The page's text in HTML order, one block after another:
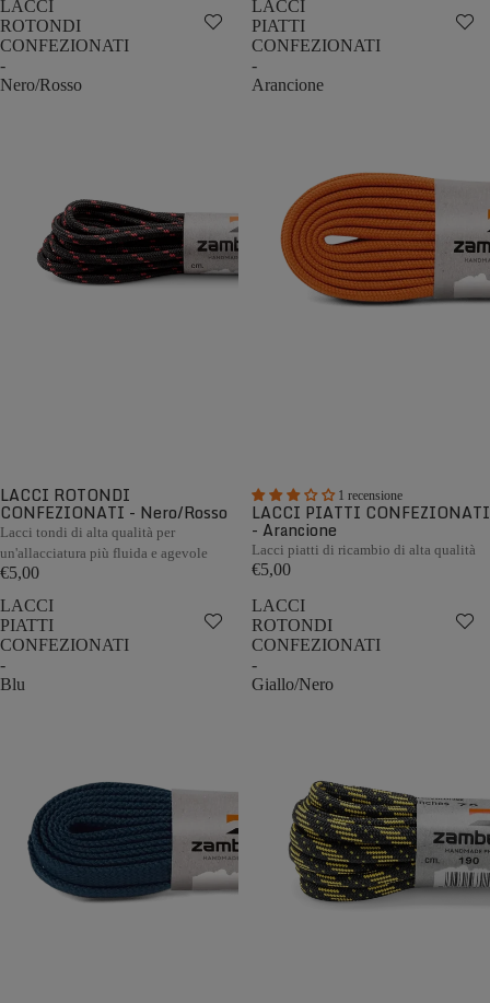
LACCI
ROTONDI
CONFEZIONATI
-
Nero/Rosso
LACCI ROTONDI
CONFEZIONATI - Nero/Rosso
Lacci tondi di alta qualità per
un'allacciatura più fluida e agevole
€5,00
LACCI
PIATTI
CONFEZIONATI
-
Arancione
1 recensione
LACCI PIATTI CONFEZIONATI
- Arancione
Lacci piatti di ricambio di alta qualità
€5,00
LACCI
PIATTI
CONFEZIONATI
-
Blu
LACCI
ROTONDI
CONFEZIONATI
-
Giallo/Nero